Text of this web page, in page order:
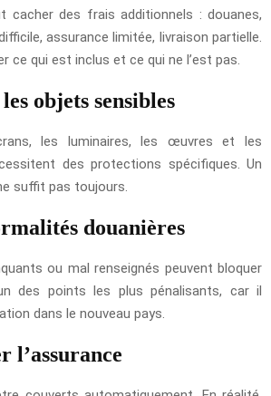
cacher des frais additionnels : douanes,
assurance limitée, livraison partielle.
ce qui est inclus et ce qui ne l’est pas.
objets sensibles
les luminaires, les œuvres et les
des protections spécifiques. Un
suffit pas toujours.
douanières
ou mal renseignés peuvent bloquer
des points les plus pénalisants, car il
dans le nouveau pays.
l’assurance